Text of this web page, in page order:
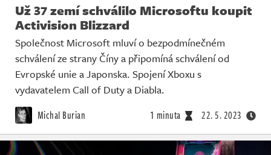
Už 37 zemí schválilo Microsoftu koupit
Activision Blizzard
Společnost Microsoft mluví o bezpodmínečném
schválení ze strany Číny a připomíná schválení od
Evropské unie a Japonska. Spojení Xboxu s
vydavatelem Call of Duty a Diabla.
Michal Burian 1 minuta 22. 5. 2023